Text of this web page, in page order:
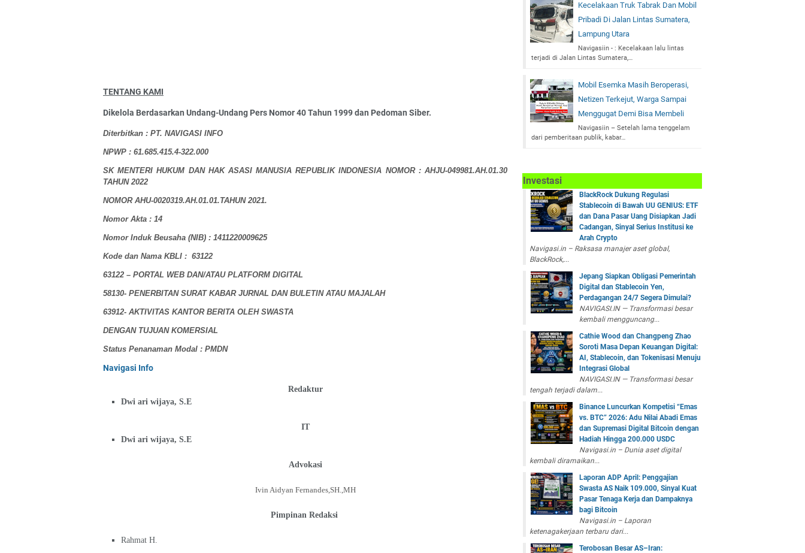
TENTANG KAMI
Dikelola Berdasarkan Undang-Undang Pers Nomor 40 Tahun 1999 dan Pedoman Siber.
Diterbitkan : PT. NAVIGASI INFO
NPWP : 61.685.415.4-322.000
SK MENTERI HUKUM DAN HAK ASASI MANUSIA REPUBLIK INDONESIA NOMOR : AHJU-049981.AH.01.30
TAHUN 2022
NOMOR AHU-0020319.AH.01.01.TAHUN 2021.
Nomor Akta : 14
Nomor Induk Beusaha (NIB) : 1411220009625
Kode dan Nama KBLI : 63122
63122 – PORTAL WEB DAN/ATAU PLATFORM DIGITAL
58130- PENERBITAN SURAT KABAR JURNAL DAN BULETIN ATAU MAJALAH
63912- AKTIVITAS KANTOR BERITA OLEH SWASTA
DENGAN TUJUAN KOMERSIAL
Status Penanaman Modal : PMDN
Navigasi Info
Redaktur
Dwi ari wijaya, S.E
IT
Dwi ari wijaya, S.E
Advokasi
Ivin Aidyan Fernandes,SH.,MH
Pimpinan Redaksi
Rahmat H.
Kecelakaan Truk Tabrak Dan Mobil
Pribadi Di Jalan Lintas Sumatera,
Lampung Utara
Navigasiin - : Kecelakaan lalu lintas
terjadi di Jalan Lintas Sumatera,…
Mobil Esemka Masih Beroperasi,
Netizen Terkejut, Warga Sampai
Menggugat Demi Bisa Membeli
Navigasiin – Setelah lama tenggelam
dari pemberitaan publik, kabar…
Investasi
BlackRock Dukung Regulasi
Stablecoin di Bawah UU GENIUS: ETF
dan Dana Pasar Uang Disiapkan Jadi
Cadangan, Sinyal Serius Institusi ke
Arah Crypto
Navigasi.in – Raksasa manajer aset global,
BlackRock,...
Jepang Siapkan Obligasi Pemerintah
Digital dan Stablecoin Yen,
Perdagangan 24/7 Segera Dimulai?
NAVIGASI.IN — Transformasi besar
kembali mengguncang...
Cathie Wood dan Changpeng Zhao
Soroti Masa Depan Keuangan Digital:
AI, Stablecoin, dan Tokenisasi Menuju
Integrasi Global
NAVIGASI.IN — Transformasi besar
tengah terjadi dalam...
Binance Luncurkan Kompetisi “Emas
vs. BTC” 2026: Adu Nilai Abadi Emas
dan Supremasi Digital Bitcoin dengan
Hadiah Hingga 200.000 USDC
Navigasi.in – Dunia aset digital
kembali diramaikan...
Laporan ADP April: Penggajian
Swasta AS Naik 109.000, Sinyal Kuat
Pasar Tenaga Kerja dan Dampaknya
bagi Bitcoin
Navigasi.in – Laporan
ketenagakerjaan terbaru dari...
Terobosan Besar AS–Iran: